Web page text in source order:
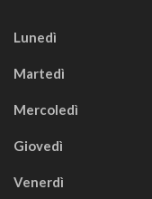
Lunedì
Martedì
Mercoledì
Giovedì
Venerdì